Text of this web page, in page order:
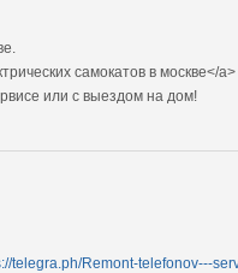
самокатов в москве</a>
или с выездом на дом!
telegra.ph/Remont-telefonov---